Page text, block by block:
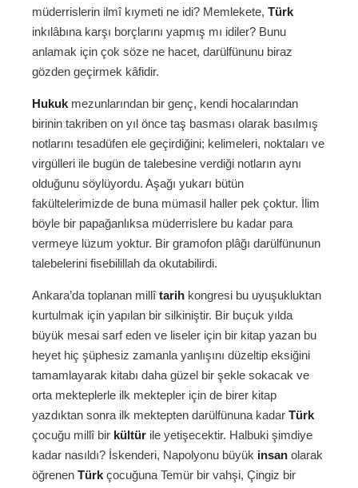
müderrislerin ilmî kıymeti ne idi? Memlekete, Türk
inkılâbına karşı borçlarını yapmış mı idiler? Bunu
anlamak için çok söze ne hacet, darülfünunu biraz
gözden geçirmek kâfidir.
Hukuk mezunlarından bir genç, kendi hocalarından
birinin takriben on yıl önce taş basması olarak basılmış
notlarını tesadüfen ele geçirdiğini; kelimeleri, noktaları ve
virgülleri ile bugün de talebesine verdiği notların aynı
olduğunu söylüyordu. Aşağı yukarı bütün
fakültelerimizde de buna mümasil haller pek çoktur. İlim
böyle bir papağanlıksa müderrislere bu kadar para
vermeye lüzum yoktur. Bir gramofon plâğı darülfünunun
talebelerini fisebilillah da okutabilirdi.
Ankara’da toplanan millîtarih kongresi bu uyuşukluktan
kurtulmak için yapılan bir silkiniştir. Bir buçuk yılda
büyük mesai sarf eden ve liseler için bir kitap yazan bu
heyet hiç şüphesiz zamanla yanlışını düzeltip eksiğini
tamamlayarak kitabı daha güzel bir şekle sokacak ve
orta mekteplerle ilk mektepler için de birer kitap
yazdıktan sonra ilk mektepten darülfünuna kadar Türk
çocuğu millî bir kültür ile yetişecektir. Halbuki şimdiye
kadar nasıldı? İskenderi, Napolyonu büyük insan olarak
öğrenen Türk çocuğuna Temür bir vahşi, Çingiz bir